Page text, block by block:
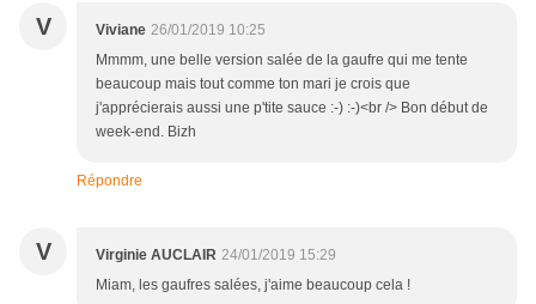
V Viviane 26/01/2019 10:25
Mmmm, une belle version salée de la gaufre qui me tente
beaucoup mais tout comme ton mari je crois que
j'apprécierais aussi une p'tite sauce :-) :-)<br /> Bon début de
week-end. Bizh
Répondre
V Virginie AUCLAIR 24/01/2019 15:29
Miam, les gaufres salées, j'aime beaucoup cela !